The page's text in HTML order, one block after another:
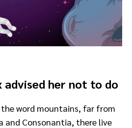
advised her not to do
the word mountains, far from
and Consonantia, there live